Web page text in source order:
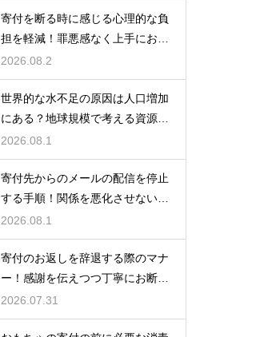
寄付を断る時に感じる心理的な負
担を軽減！罪悪感なく上手にお断
りする
2026.08.2
世界的な水不足の原因は人口増加
にある？地球規模で考える資源と
対策
2026.08.1
寄付先からのメールの配信を停止
する手順！関係を悪化させないス
マートなマナー
2026.08.1
寄付のお返しを辞退する際のマナ
ー！感謝を伝えつつ丁寧にお断り
する
2026.07.31